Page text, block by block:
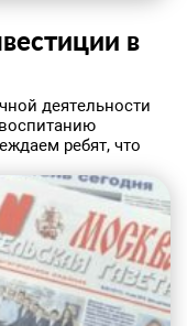
в
деятельности
ребят, что